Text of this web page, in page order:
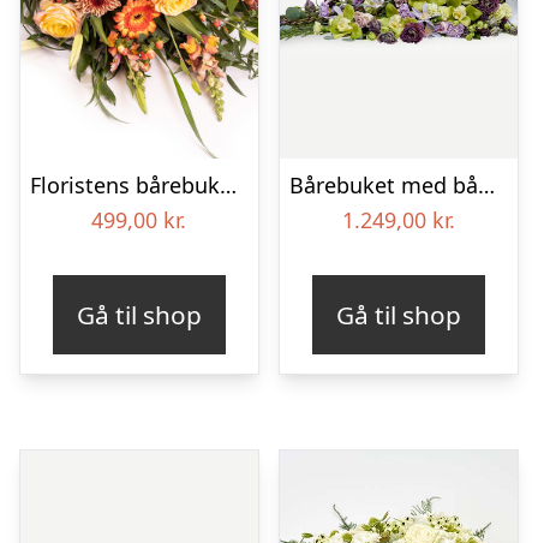
Floristens bårebuket – Gul & orange
499,00 kr.
Gå til shop
Bårebuket med bånd – Et eksklusivt farvel
1.249,00 kr.
Gå til shop